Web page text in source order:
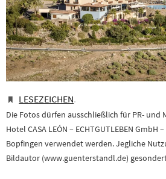
LESEZEICHEN.
Die Fotos dürfen ausschließlich für PR- und
Hotel CASA LEÓN – ECHTGUTLEBEN GmbH
Bopfingen verwendet werden. Jegliche
Bildautor (www.guenterstandl.de)